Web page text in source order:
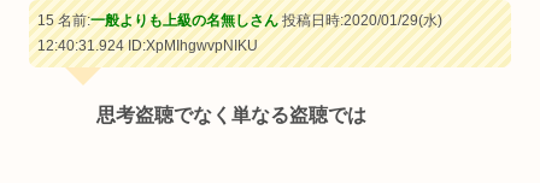
15 名前:一般よりも上級の名無しさん投稿日時:2020/01/29(水)
12:40:31.924ID:XpMIhgwvpNIKU
思考盗聴でなく単なる盗聴では